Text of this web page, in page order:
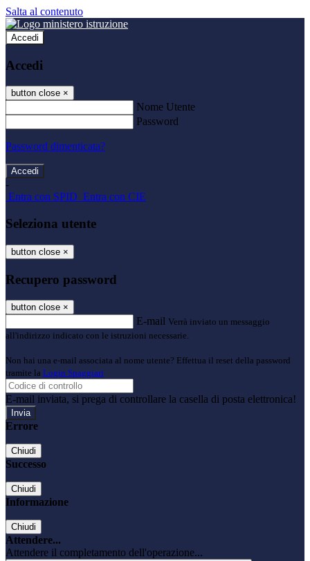
Salta al contenuto
Accedi
Accedi
button close ×
Nome Utente
Password
Password dimenticata?
-
Entra con SPID Entra con CIE
Seleziona utente
button close ×
Recupero password
button close ×
E-mail Verrà inviato un messaggio
all'indirizzo indicato con le istruzioni necessarie.
Non hai una e-mail associata al nome utente? Effettua il reset della password
tramite la Login Spaggiari
E-mail inviata, si prega di controllare la casella di posta elettronica!
Errore
Chiudi
Successo
Chiudi
Informazione
Chiudi
Attendere...
Attendere il completamento dell'operazione...